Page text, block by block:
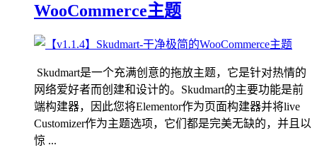
WooCommerce主题
Skudmart是一个充满创意的拖放主题，它是针对热情的
网络爱好者而创建和设计的。Skudmart的主要功能是前
端构建器，因此您将Elementor作为页面构建器并将live
Customizer作为主题选项，它们都是完美无缺的，并且以
惊 ...